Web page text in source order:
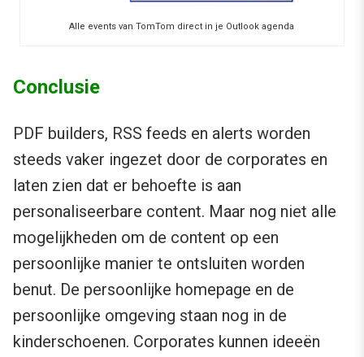
Alle events van TomTom direct in je Outlook agenda
Conclusie
PDF builders, RSS feeds en alerts worden
steeds vaker ingezet door de corporates en
laten zien dat er behoefte is aan
personaliseerbare content. Maar nog niet alle
mogelijkheden om de content op een
persoonlijke manier te ontsluiten worden
benut. De persoonlijke homepage en de
persoonlijke omgeving staan nog in de
kinderschoenen. Corporates kunnen ideeën